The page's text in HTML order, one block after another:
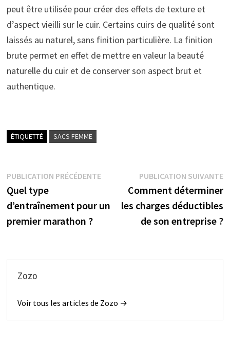
peut être utilisée pour créer des effets de texture et
d’aspect vieilli sur le cuir. Certains cuirs de qualité sont
laissés au naturel, sans finition particulière. La finition
brute permet en effet de mettre en valeur la beauté
naturelle du cuir et de conserver son aspect brut et
authentique.
ÉTIQUETTÉ SACS FEMME
Navigation
de
l’article
PUBLICATION PRÉCÉDENTEPublication
précédente :
Quel type
d’entraînement pour un
premier marathon ?
PUBLICATION SUIVANTE
Comment déterminer
les charges déductibles
de son entreprise ?
Zozo
Voir tous les articles de Zozo →